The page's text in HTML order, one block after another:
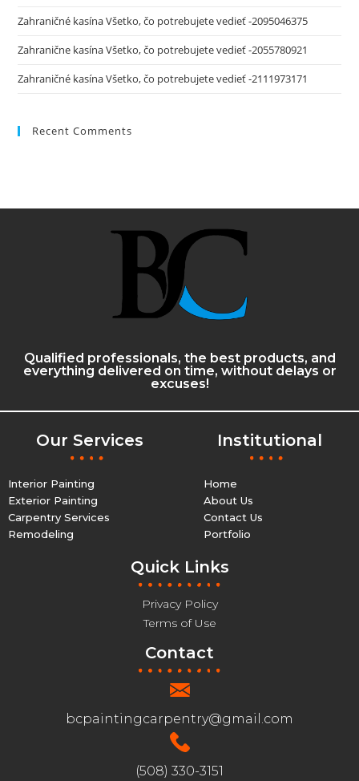
Zahraničné kasína Všetko, čo potrebujete vedieť -2095046375
Zahranične kasína Všetko, čo potrebujete vedieť -2055780921
Zahraničné kasína Všetko, čo potrebujete vedieť -2111973171
Recent Comments
Qualified professionals, the best products, and
everything delivered on time, without delays or
excuses!
Our Services
Interior Painting
Exterior Painting
Carpentry Services
Remodeling
Institutional
Home
About Us
Contact Us
Portfolio
Quick Links
Privacy Policy
Terms of Use
Contact
bcpaintingcarpentry@gmail.com
(508) 330-3151